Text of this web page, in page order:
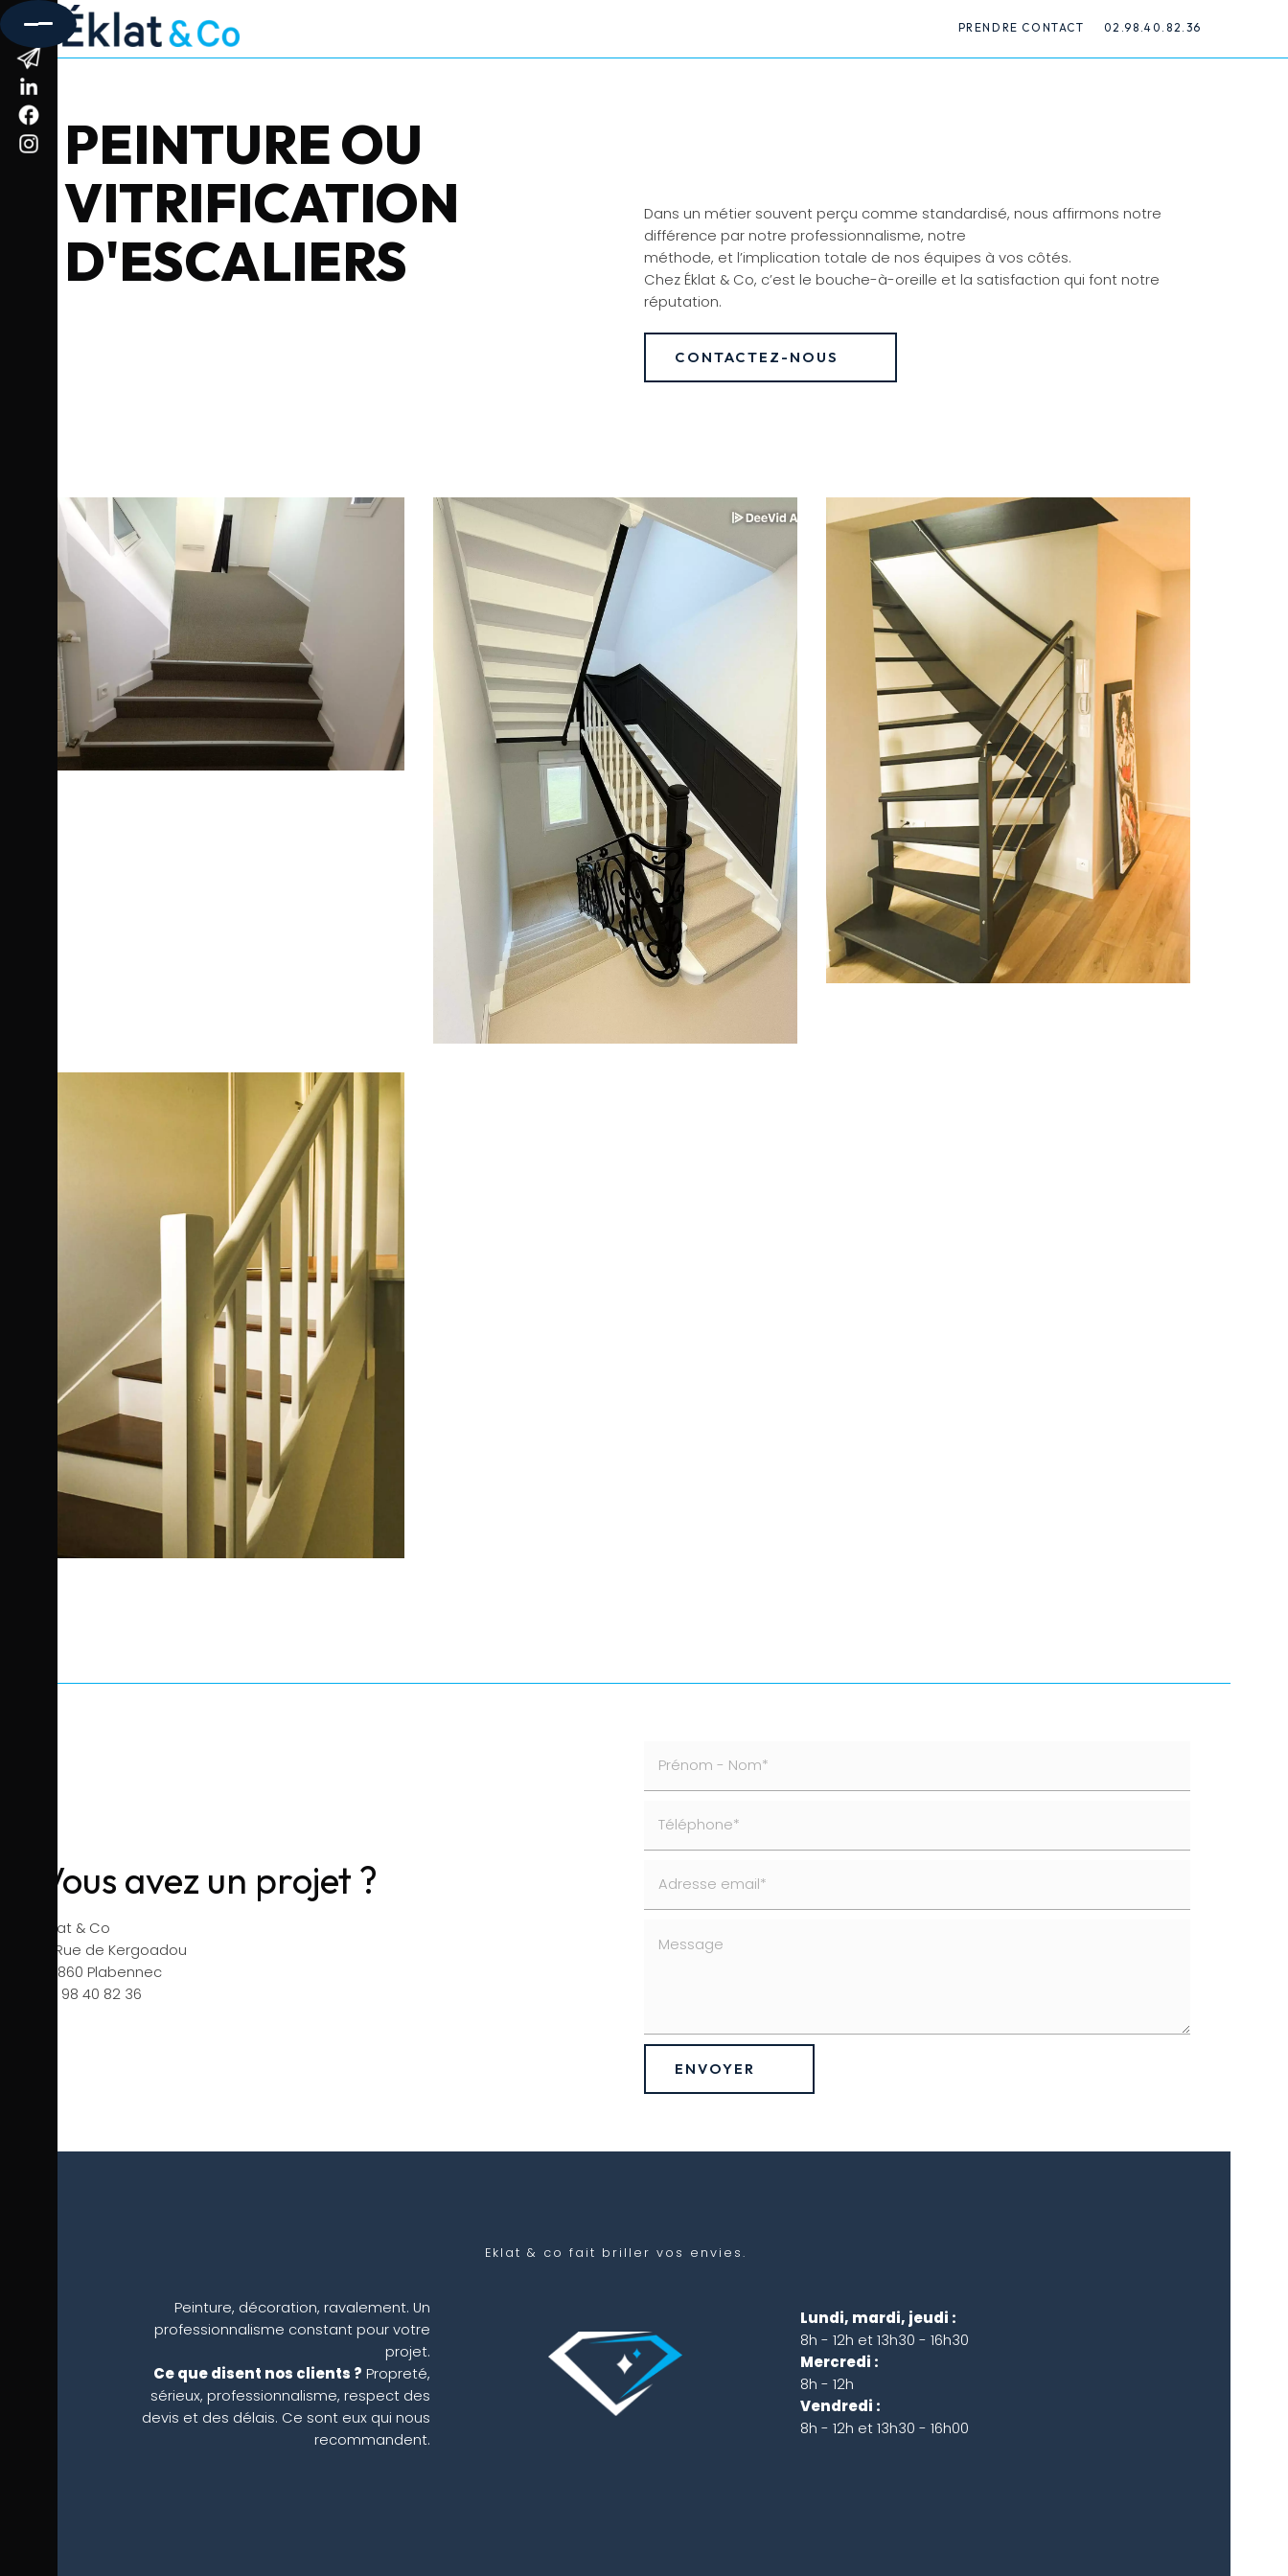
PRENDRE CONTACT 02.98.40.82.36
PEINTURE OU
VITRIFICATION
D'ESCALIERS
Dans un métier souvent perçu comme standardisé, nous affirmons notre
différence par notre professionnalisme, notre
méthode, et l’implication totale de nos équipes à vos côtés.
Chez Éklat & Co, c’est le bouche-à-oreille et la satisfaction qui font notre
réputation.
CONTACTEZ-NOUS
Vous avez un projet ?
Eklat & Co
7, Rue de Kergoadou
29860 Plabennec
02 98 40 82 36
ENVOYER
Eklat & co fait briller vos envies.
Peinture, décoration, ravalement. Un
professionnalisme constant pour votre
projet.
Ce que disent nos clients ? Propreté,
sérieux, professionnalisme, respect des
devis et des délais. Ce sont eux qui nous
recommandent.
Lundi, mardi, jeudi :
8h - 12h et 13h30 - 16h30
Mercredi :
8h - 12h
Vendredi :
8h - 12h et 13h30 - 16h00